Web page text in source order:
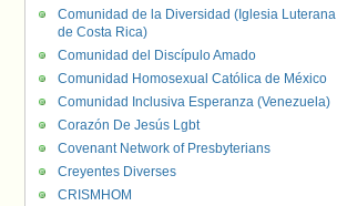
Comunidad de la Diversidad (Iglesia Luterana
de Costa Rica)
Comunidad del Discípulo Amado
Comunidad Homosexual Católica de México
Comunidad Inclusiva Esperanza (Venezuela)
Corazón De Jesús Lgbt
Covenant Network of Presbyterians
Creyentes Diverses
CRISMHOM